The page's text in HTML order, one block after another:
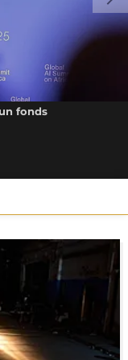
fonds